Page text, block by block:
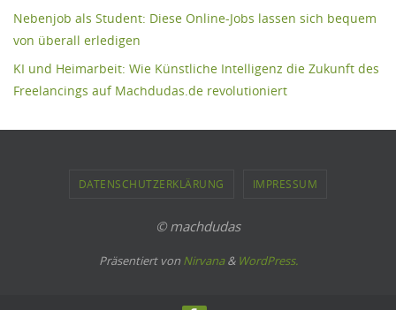
Nebenjob als Student: Diese Online-Jobs lassen sich bequem
von überall erledigen
KI und Heimarbeit: Wie Künstliche Intelligenz die Zukunft des
Freelancings auf Machdudas.de revolutioniert
DATENSCHUTZERKLÄRUNG IMPRESSUM
© machdudas
Präsentiert von Nirvana& WordPress.